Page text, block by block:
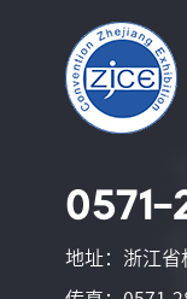
0571-
地址：浙江省